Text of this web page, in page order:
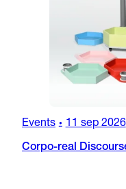
Events • 11 sep 2026
Corpo-real